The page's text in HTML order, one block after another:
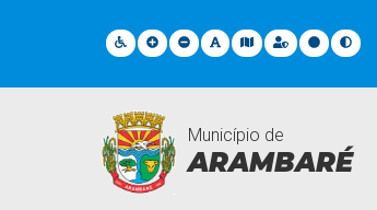
Município de
ARAMBARÉ
Legislações